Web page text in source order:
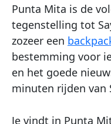
Punta Mita is de
tegenstelling tot
zozeer een
bestemming voor
en het goede
minuten rijden van
Je vindt in Punta